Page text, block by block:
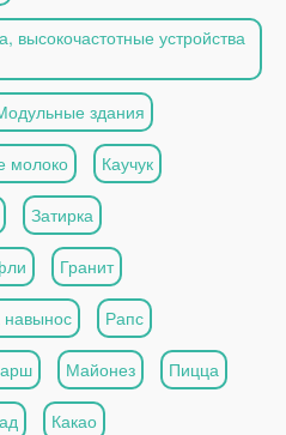
высокочастотные устройства
здания
молоко Каучук
Затирка
Гранит
навынос Рапс
Майонез Пицца
Какао